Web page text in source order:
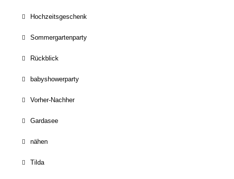
Hochzeitsgeschenk
Sommergartenparty
Rückblick
babyshowerparty
Vorher-Nachher
Gardasee
nähen
Tilda